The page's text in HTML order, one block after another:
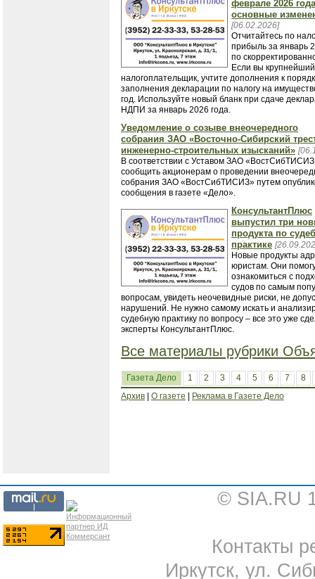
феврале 2026
основные
[06.02.2026]
​​​​​​​Отчитайтесь по
прибыль за январь
по
Если вы крупнейший
налогоплательщик, учтите дополнения к
заполнения декларации по налогу на
год. Используйте новый бланк при сдаче
НДПИ за январь 2026 года.
Уведомление о созыве внеочередного
собрания ЗАО «Восточно-Сибирский
инженерно-строительных изысканий»
В соответствии с Уставом ЗАО
сообщить акционерам о проведении
собрания ЗАО «ВостСибТИСИЗ» путем
сообщения в газете «Дело».
КонсультантПлюс
выпустил три
продукта по
практике
​​​​​​​Новые продукты
юристам. Они
ознакомиться с
судов по самым
вопросам, увидеть неочевидные риски, не
нарушений. Не нужно самому искать и
судебную практику по вопросу – все это уже
эксперты КонсультантПлюс.
Все материалы рубрики
Газета Дело 1 2 3 4 5 6 7
8
Архив
О газете Реклама в Газете Дело
© SIA.RU
Контакты
Иркутск, ул.